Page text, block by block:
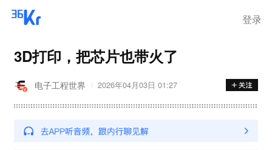
登录
3D打印，把芯片也带火了
电子工程世界 2026年04月03日 01:27